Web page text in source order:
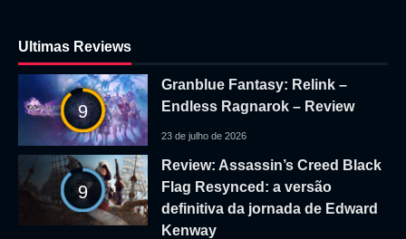
Ultimas Reviews
9
Granblue Fantasy: Relink –
Endless Ragnarok – Review
23 de julho de 2026
9
Review: Assassin’s Creed Black
Flag Resynced: a versão
definitiva da jornada de Edward
Kenway